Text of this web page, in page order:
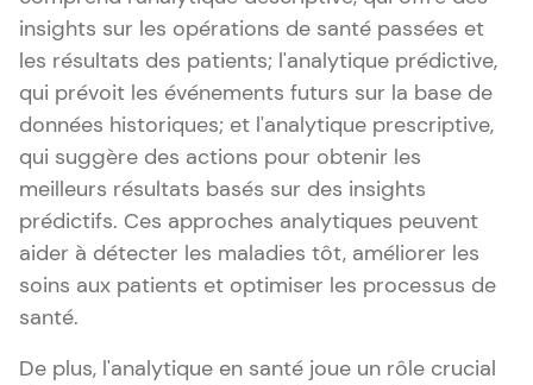
insights sur les opérations de santé passées et
les résultats des patients; l'analytique prédictive,
qui prévoit les événements futurs sur la base de
données historiques; et l'analytique prescriptive,
qui suggère des actions pour obtenir les
meilleurs résultats basés sur des insights
prédictifs. Ces approches analytiques peuvent
aider à détecter les maladies tôt, améliorer les
soins aux patients et optimiser les processus de
santé.
De plus, l'analytique en santé joue un rôle crucial